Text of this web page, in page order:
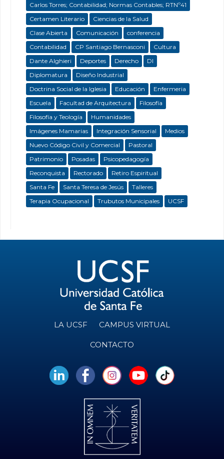
Carlos Torres; Contabilidad; Normas Contables; RTNº41
Certamen Literario
Ciencias de la Salud
Clase Abierta
Comunicación
conferencia
Contabilidad
CP Santiago Bernasconi
Cultura
Dante Alghieri
Deportes Derecho
DI
Diplomatura
Diseño Industrial
Doctrina Social de la Iglesia
Educación
Enfermeria
Escuela
Facultad de Arquitectura
Filosofía
Filosofía y Teología
Humanidades
Imágenes Mamarias
Integración Sensorial
Medios
Nuevo Código Civil y Comercial
Pastoral
Patrimonio
Posadas
Psicopedagogía
Reconquista
Rectorado
Retiro Espiritual
Santa Fe
Santa Teresa de Jesús
Talleres
Terapia Ocupacional
Trubutos Municipales UCSF
LA UCSF CAMPUS VIRTUAL
CONTACTO